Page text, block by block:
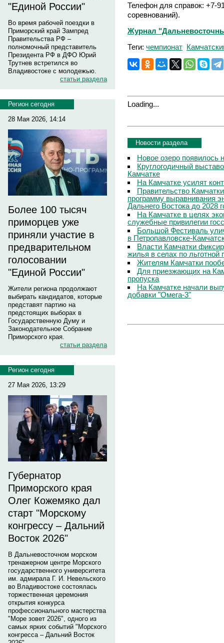
"Единой России"
Во время рабочей поездки в
Приморский край Зампред
Правительства РФ –
полномочный представитель
Президента РФ в ДФО Юрий
Трутнев встретился во
Владивостоке с молодежью.
статьи раздела
Регион сегодня
28 Мая 2026, 14:14
Более 100 тысяч
приморцев уже
приняли участие в
предварительном
голосовании
"Единой России"
Жители региона продолжают
выбирать кандидатов, которые
представят партию на
предстоящих выборах в
Государственную Думу и
Законодательное Собрание
Приморского края.
статьи раздела
Регион сегодня
27 Мая 2026, 13:29
Губернатор
Приморского края
Олег Кожемяко дал
старт "Морскому
конгрессу – Дальний
Восток 2026"
В Дальневосточном морском
тренажерном центре Морского
государственного университета
им. адмирала Г. И. Невельского
во Владивостоке состоялась
торжественная церемония
открытия конкурса
профессионального мастерства
"Море зовет 2026", одного из
самых ярких событий "Морского
конгресса – Дальний Восток
Телефон для справок: +7-
соревнований).
Журнал
Теги: чемпионат
Loading...
Новости раздела
Новое озеро появилось
Круглогодичный
Камчатке
На Камчатке усилят
Правительство
программу выравнивания
Дальнего Востока до 2028
На Камчатке в целях
служебные привилегии
Большой Фестиваль
в Петропавловске-
Власти Камчатки
жилья в селах по льготной
Жителям Камчатки
Для приезжающих на
пропуска
На Камчатке начали
добавки "Омега-3"